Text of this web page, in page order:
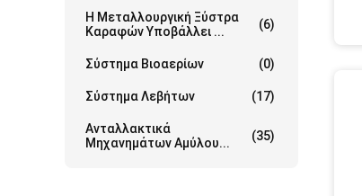
Η Μεταλλουργική Ξύστρα
Καραφών Υποβάλλει ...
(6)
Σύστημα Βιοαερίων (0)
Σύστημα Λεβήτων (17)
Ανταλλακτικά
Μηχανημάτων Αμύλου...
(35)